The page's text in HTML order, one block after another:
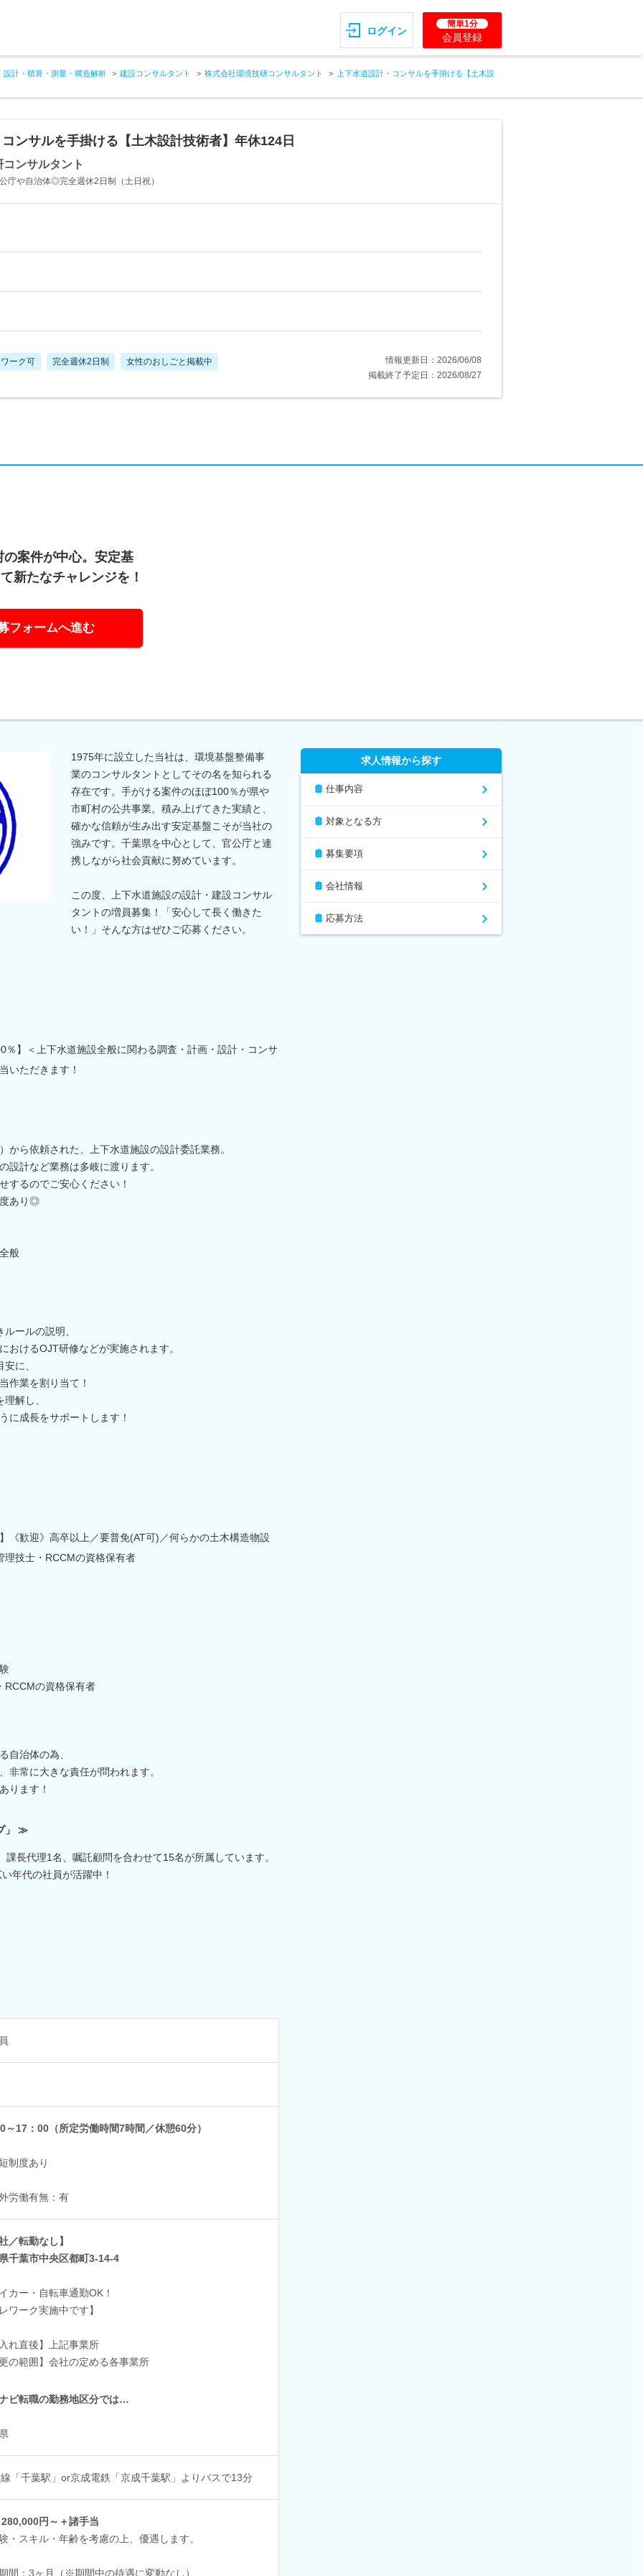
ログイン
簡単1分
会員登録
設計・積算・測量・構造解析 建設コンサルタント 株式会社環境技研コンサルタント 上下水道設計・コンサルを手掛ける【土木設
ンサルを手掛ける【土木設計技術者】年休124日
ンサルタント
庁や自治体◎完全週休2日制（土日祝）
ーク可 完全週休2日制 女性のおしごと掲載中
情報更新日：2026/06/08
掲載終了予定日：2026/08/27
案件が中心。安定基
新たなチャレンジを！
フォームへ進む
1975年に設立した当社は、環境基盤整備事
業のコンサルタントとしてその名を知られる
存在です。手がける案件のほぼ100％が県や
市町村の公共事業。積み上げてきた実績と、
確かな信頼が生み出す安定基盤こそが当社の
強みです。千葉県を中心として、官公庁と連
携しながら社会貢献に努めています。
この度、上下水道施設の設計・建設コンサル
タントの増員募集！「安心して長く働きた
い！」そんな方はぜひご応募ください。
％】＜上下水道施設全般に関わる調査・計画・設計・コンサ
いただきます！
から依頼された、上下水道施設の設計委託業務。
設計など業務は多岐に渡ります。
するのでご安心ください！
度あり◎
般
ールの説明、
おけるOJT研修などが実施されます。
に、
作業を割り当て！
解し、
に成長をサポートします！
《歓迎》高卒以上／要普免(AT可)／何らかの土木構造物設
理技士・RCCMの資格保有者
の資格保有者
自治体の為、
非常に大きな責任が問われます。
ります！
」 ≫
長代理1名、嘱託顧問を合わせて15名が所属しています。
年代の社員が活躍中！
～17：00（所定労働時間7時間／休憩60分）
制度あり
労働有無：有
／転勤なし】
千葉市中央区都町3-14-4
カー・自転車通勤OK！
ワーク実施中です】
れ直後】上記事業所
の範囲】会社の定める各事業所
ビ転職の勤務地区分では…
「千葉駅」or京成電鉄「京成千葉駅」よりバスで13分
円～＋諸手当
・スキル・年齢を考慮の上、優遇します。
間：3ヶ月（※期間中の待遇に変動なし）
求人情報から探す
仕事内容
対象となる方
募集要項
会社情報
応募方法